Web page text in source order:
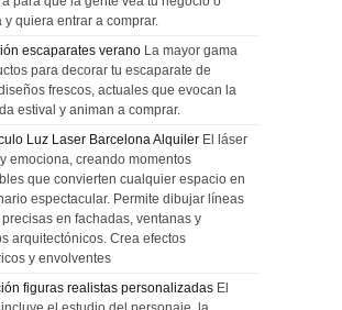
y quiera entrar a comprar.
escaparates verano La mayor gama
para decorar tu escaparate de
frescos, actuales que evocan la
estival y animan a comprar.
Luz Laser Barcelona Alquiler El láser
emociona, creando momentos
que convierten cualquier espacio en
espectacular. Permite dibujar líneas
en fachadas, ventanas y
arquitectónicos. Crea efectos
y envolventes
figuras realistas personalizadas El